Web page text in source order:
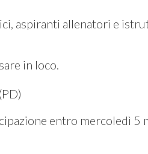
aspiranti allenatori e
in loco.
entro mercoledì 5